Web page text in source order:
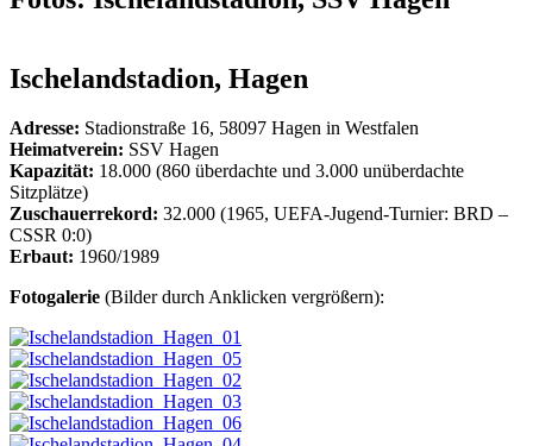
Ischelandstadion, Hagen
Adresse: Stadionstraße 16, 58097 Hagen in Westfalen
Heimatverein: SSV Hagen
Kapazität: 18.000 (860 überdachte und 3.000 unüberdachte
Sitzplätze)
Zuschauerrekord: 32.000 (1965, UEFA-Jugend-Turnier: BRD –
CSSR 0:0)
Erbaut: 1960/1989
Fotogalerie (Bilder durch Anklicken vergrößern):